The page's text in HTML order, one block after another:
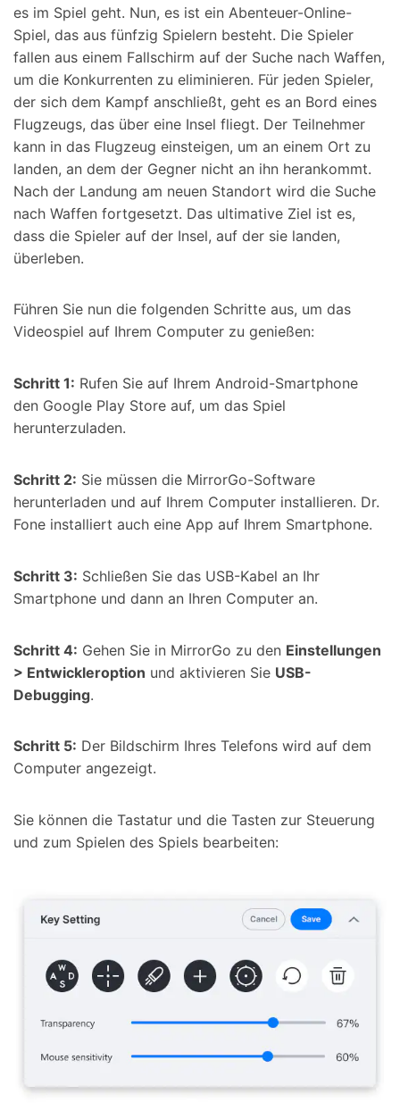
es im Spiel geht. Nun, es ist ein Abenteuer-Online-
Spiel, das aus fünfzig Spielern besteht. Die Spieler
fallen aus einem Fallschirm auf der Suche nach Waffen,
um die Konkurrenten zu eliminieren. Für jeden Spieler,
der sich dem Kampf anschließt, geht es an Bord eines
Flugzeugs, das über eine Insel fliegt. Der Teilnehmer
kann in das Flugzeug einsteigen, um an einem Ort zu
landen, an dem der Gegner nicht an ihn herankommt.
Nach der Landung am neuen Standort wird die Suche
nach Waffen fortgesetzt. Das ultimative Ziel ist es,
dass die Spieler auf der Insel, auf der sie landen,
überleben.
Führen Sie nun die folgenden Schritte aus, um das
Videospiel auf Ihrem Computer zu genießen:
Schritt 1: Rufen Sie auf Ihrem Android-Smartphone
den Google Play Store auf, um das Spiel
herunterzuladen.
Schritt 2: Sie müssen die MirrorGo-Software
herunterladen und auf Ihrem Computer installieren. Dr.
Fone installiert auch eine App auf Ihrem Smartphone.
Schritt 3: Schließen Sie das USB-Kabel an Ihr
Smartphone und dann an Ihren Computer an.
Schritt 4: Gehen Sie in MirrorGo zu den Einstellungen
> Entwickleroption und aktivieren Sie USB-
Debugging.
Schritt 5: Der Bildschirm Ihres Telefons wird auf dem
Computer angezeigt.
Sie können die Tastatur und die Tasten zur Steuerung
und zum Spielen des Spiels bearbeiten: